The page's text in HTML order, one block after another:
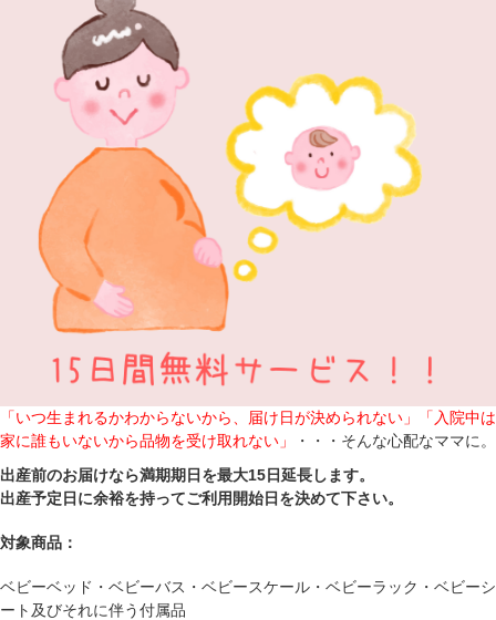
「いつ生まれるかわからないから、届け日が決められない」「入院中は
家に誰もいないから品物を受け取れない」
・・・そんな心配なママに。
出産前のお届けなら満期期日を最大15日延長します。
出産予定日に余裕を持ってご利用開始日を決めて下さい。
対象商品：
ベビーベッド・ベビーバス・ベビースケール・ベビーラック・ベビーシ
ート及びそれに伴う付属品